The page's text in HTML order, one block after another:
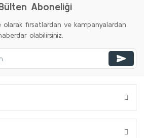
Aboneliği
fırsatlardan ve kampanyalardan
olabilirsiniz.